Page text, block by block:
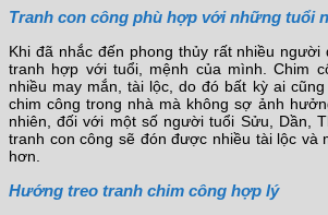
Tranh con công phù hợp với những tuổi
Khi đã nhắc đến phong thủy rất nhiều người
tranh hợp với tuổi, mệnh của mình. Chim
nhiều may mắn, tài lộc, do đó bất kỳ ai
chim công trong nhà mà không sợ ảnh
nhiên, đối với một số người tuổi Sửu, Dần,
tranh con công sẽ đón được nhiều tài lộc và
hơn.
Hướng treo tranh chim công hợp lý